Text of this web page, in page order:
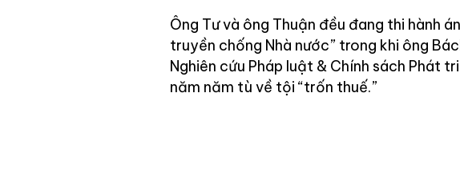
Ông Tư và ông Thuận đều đang thi hành
truyền chống Nhà nước” trong khi ông
Nghiên cứu Pháp luật & Chính sách Phát
năm năm tù về tội “trốn thuế.”